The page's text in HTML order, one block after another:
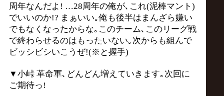
周年なんだよ! …28周年の俺が､これ(泥棒マント)
でいいのか!? まぁいい｡俺も後半はまんざら嫌い
でもなくなったからな｡このチーム､このリーグ戦
で終わらせるのはもったいない｡次からも組んで
ビッシビシいこうぜ!(※と握手)
▼小峠 革命軍､どんどん増えていきます｡次回に
ご期待っ!